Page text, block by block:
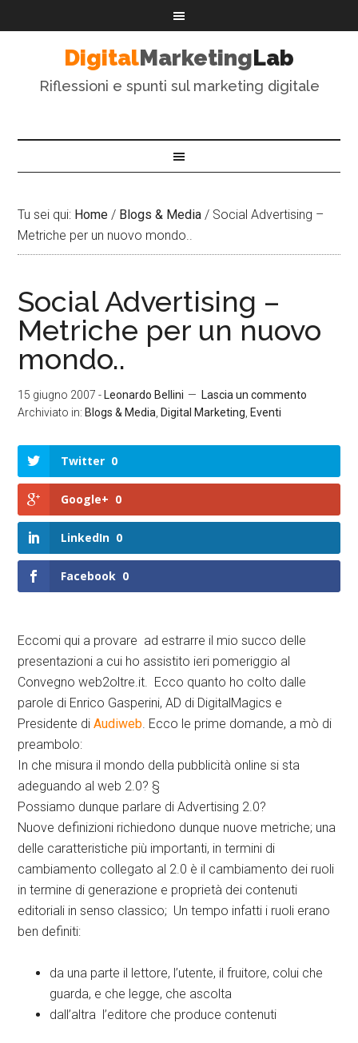
DigitalMarketingLab
Riflessioni e spunti sul marketing digitale
Tu sei qui: Home / Blogs & Media / Social Advertising –
Metriche per un nuovo mondo..
Social Advertising –
Metriche per un nuovo
mondo..
15 giugno 2007 - Leonardo Bellini
Lascia un commento
Archiviato in: Blogs & Media Digital Marketing Eventi
Twitter 0
Google+ 0
LinkedIn 0
Facebook 0
Eccomi qui a provare ad estrarre il mio succo delle
presentazioni a cui ho assistito ieri pomeriggio al
Convegno web2oltre.it. Ecco quanto ho colto dalle
parole di Enrico Gasperini, AD di DigitalMagics e
Presidente diAudiweb. Ecco le prime domande, a mò di
preambolo:
In che misura il mondo della pubblicità online si sta
adeguando al web 2.0? §
Possiamo dunque parlare di Advertising 2.0?
Nuove definizioni richiedono dunque nuove metriche; una
delle caratteristiche più importanti, in termini di
cambiamento collegato al 2.0 è il cambiamento dei ruoli
in termine di generazione e proprietà dei contenuti
editoriali in senso classico; Un tempo infatti i ruoli erano
ben definiti:
da una parte il lettore, l’utente, il fruitore, colui che
guarda, e che legge, che ascolta
dall’altra l’editore che produce contenuti